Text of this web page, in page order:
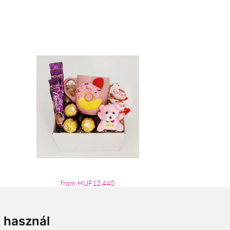
from HUF12,440